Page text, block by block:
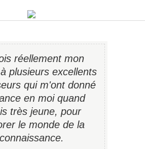
réellement mon
plusieurs excellents
qui m'ont donné
en moi quand
très jeune, pour
le monde de la
connaissance.